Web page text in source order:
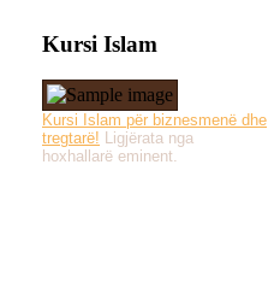
Kursi Islam
Kursi Islam për biznesmenë dhe
tregtarë! Ligjërata nga
hoxhallarë eminent.